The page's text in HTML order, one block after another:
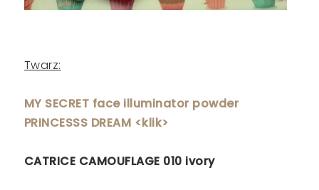
Twarz:
MY SECRET face illuminator powder
PRINCESSS DREAM <klik>
CATRICE CAMOUFLAGE 010 ivory